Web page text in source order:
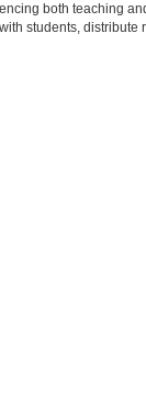
both teaching
students, distribute